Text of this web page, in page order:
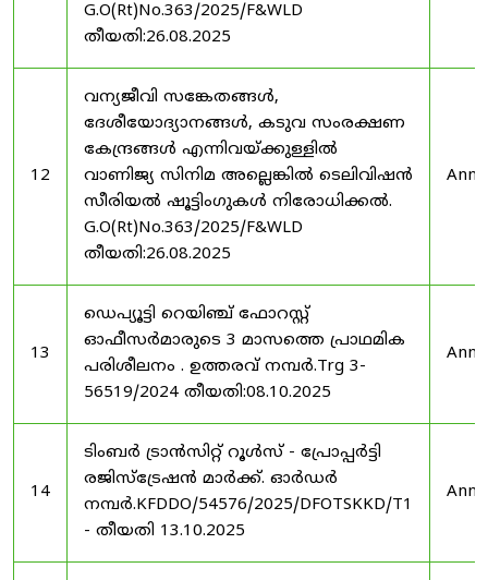
G.O(Rt)No.363/2025/F&WLD
തീയതി:26.08.2025
12
വന്യജീവി സങ്കേതങ്ങൾ,
ദേശീയോദ്യാനങ്ങൾ, കടുവ സംരക്ഷണ
കേന്ദ്രങ്ങൾ എന്നിവയ്ക്കുള്ളിൽ
വാണിജ്യ സിനിമ അല്ലെങ്കിൽ ടെലിവിഷൻ
സീരിയൽ ഷൂട്ടിംഗുകൾ നിരോധിക്കൽ.
G.O(Rt)No.363/2025/F&WLD
തീയതി:26.08.2025
13
ഡെപ്യൂട്ടി റെയിഞ്ച് ഫോറസ്റ്റ്
ഓഫീസർമാരുടെ 3 മാസത്തെ പ്രാഥമിക
പരിശീലനം . ഉത്തരവ് നമ്പർ.Trg 3-
56519/2024 തീയതി:08.10.2025
14
ടിംബർ ട്രാൻസിറ്റ് റൂൾസ് - പ്രോപ്പർട്ടി
രജിസ്ട്രേഷൻ മാർക്ക്. ഓർഡർ
നമ്പർ.KFDDO/54576/2025/DFOTSKKD/T1
- തീയതി 13.10.2025